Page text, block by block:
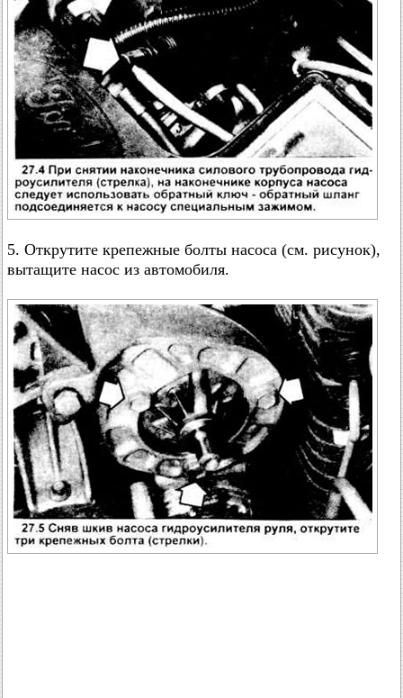
5. Открутите крепежные болты насоса (см. рисунок),
вытащите насос из автомобиля.